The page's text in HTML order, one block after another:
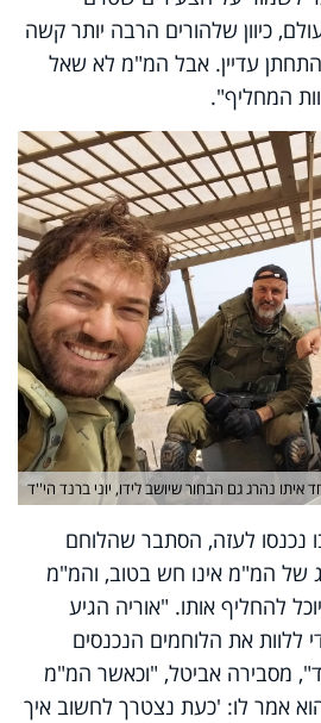
כיוון שלהורים הרבה יותר קשה
עדיין. אבל המ"מ לא שאל
המחליף".
איתו נהרג גם הבחור שיושב לידו, יוני ברנד הי''ד
נכנסו לעזה, הסתבר שהלוחם
של המ"מ אינו חש בטוב, והמ"מ
להחליף אותו. "אוריה הגיע
את הלוחמים הנכנסים
מסבירה אביטל, "וכאשר המ"מ
אמר לו: 'כעת נצטרך לחשוב איך